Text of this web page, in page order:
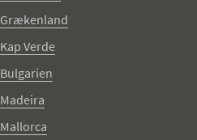
Grækenland
Kap Verde
Bulgarien
Madeira
Mallorca